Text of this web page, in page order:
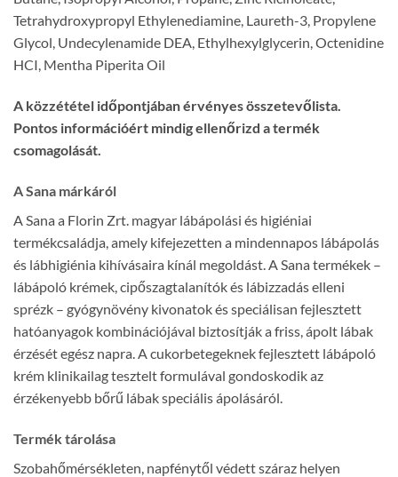
Tetrahydroxypropyl Ethylenediamine, Laureth-3, Propylene
Glycol, Undecylenamide DEA, Ethylhexylglycerin, Octenidine
HCI, Mentha Piperita Oil
A közzététel időpontjában érvényes összetevőlista.
Pontos információért mindig ellenőrizd a termék
csomagolását.
A Sana márkáról
A Sana a Florin Zrt. magyar lábápolási és higiéniai
termékcsaládja, amely kifejezetten a mindennapos lábápolás
és lábhigiénia kihívásaira kínál megoldást. A Sana termékek –
lábápoló krémek, cipőszagtalanítók és lábizzadás elleni
sprézk – gyógynövény kivonatok és speciálisan fejlesztett
hatóanyagok kombinációjával biztosítják a friss, ápolt lábak
érzését egész napra. A cukorbetegeknek fejlesztett lábápoló
krém klinikailag tesztelt formulával gondoskodik az
érzékenyebb bőrű lábak speciális ápolásáról.
Termék tárolása
Szobahőmérsékleten, napfénytől védett száraz helyen